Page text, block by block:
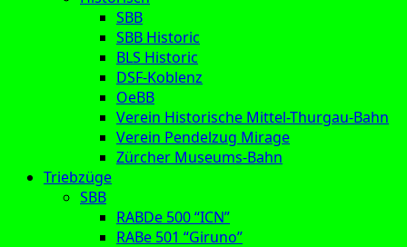
SBB
SBB Historic
BLS Historic
DSF-Koblenz
OeBB
Verein Historische Mittel-Thurgau-Bahn
Verein Pendelzug Mirage
Zürcher Museums-Bahn
Triebzüge
SBB
RABDe 500 “ICN”
RABe 501 “Giruno”